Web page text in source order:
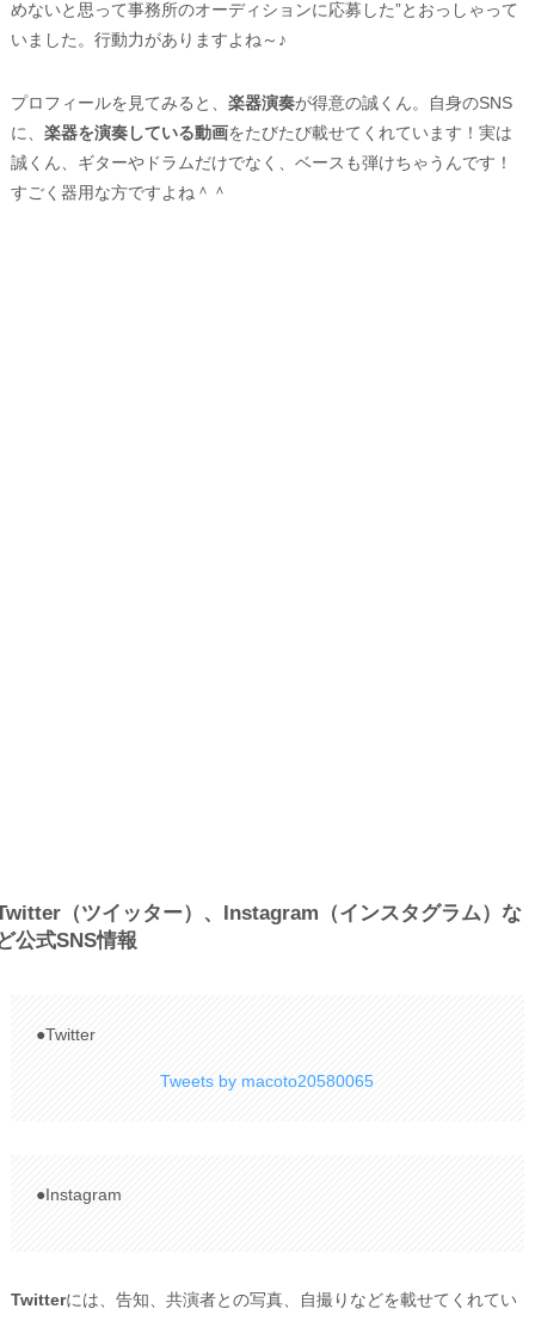
めないと思って事務所のオーディションに応募した”とおっしゃって
いました。行動力がありますよね～♪
プロフィールを見てみると、 楽器演奏が得意の誠くん。自身のSNS
に、 楽器を演奏している動画をたびたび載せてくれています！実は
誠くん、ギターやドラムだけでなく、ベースも弾けちゃうんです！
すごく器用な方ですよね＾＾
（ツイッター）、Instagram（インスタグラム）な
公式SNS情報
●Twitter
Tweets by macoto20580065
●Instagram
Twitterには、告知、共演者との写真、自撮りなどを載せてくれてい